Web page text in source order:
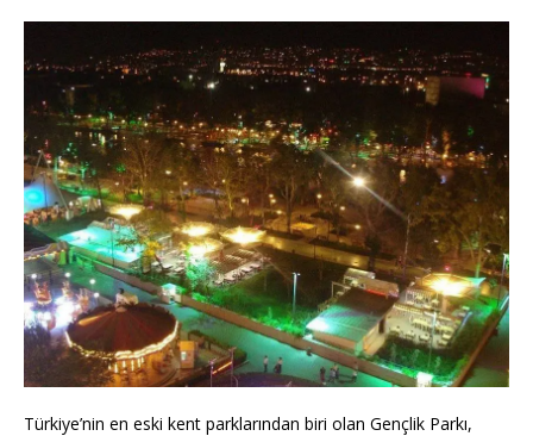
Türkiye’nin en eski kent parklarından biri olan Gençlik Parkı,